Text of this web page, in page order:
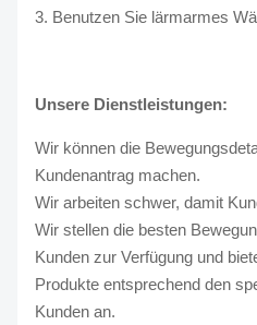
3. Benutzen Sie lärmarmes
Unsere Dienstleistungen:
Wir können die
Kundenantrag machen.
Wir arbeiten schwer, damit
Wir stellen die besten
Kunden zur Verfügung und
Produkte entsprechend den
Kunden an.